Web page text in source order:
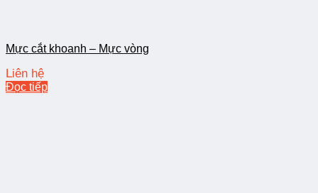
Mực cắt khoanh – Mực vòng
Liên hệ
Đọc tiếp